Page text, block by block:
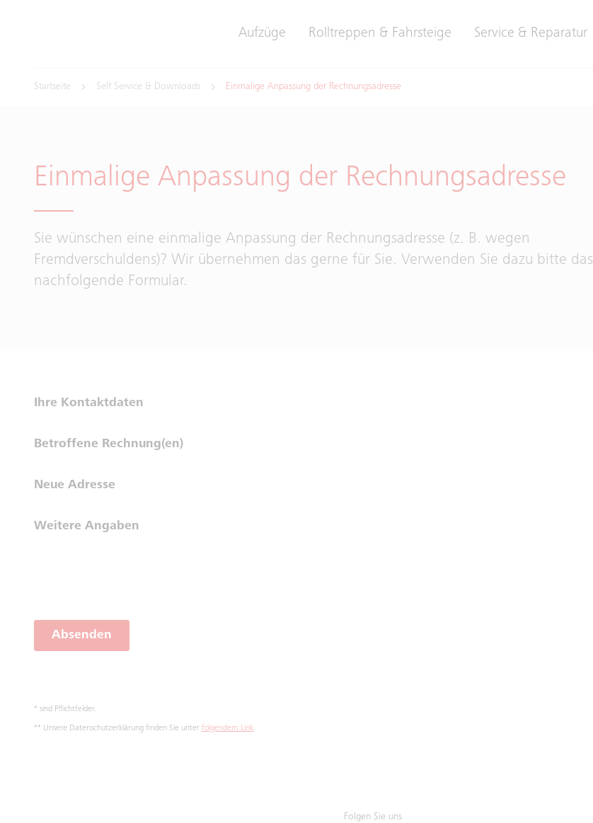
Aufzüge Rolltreppen & Fahrsteige Service & Reparatur
Startseite Self Service & Downloads Einmalige Anpassung der Rechnungsadresse
Einmalige Anpassung der Rechnungsadresse
Sie wünschen eine einmalige Anpassung der Rechnungsadresse (z. B. wegen
Fremdverschuldens)? Wir übernehmen das gerne für Sie. Verwenden Sie dazu bitte das
nachfolgende Formular.
Ihre Kontaktdaten
Betroffene Rechnung(en)
Neue Adresse
Weitere Angaben
Absenden
* sind Pflichtfelder.
** Unsere Datenschutzerklärung finden Sie unter folgendem Link.
Folgen Sie uns